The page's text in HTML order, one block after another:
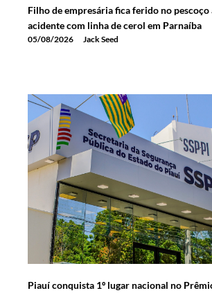
Filho de empresária fica ferido no pescoço
acidente com linha de cerol em Parnaíba
05/08/2026 Jack Seed
Piauí conquista 1º lugar nacional no